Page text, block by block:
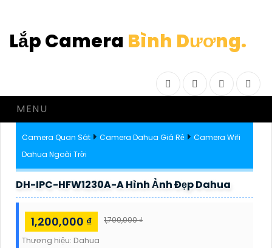
Lắp Camera Bình Dương.
FacebookTwitter Instagram
MENU
Camera Quan Sát Camera Dahua Giá Rẻ
Camera Wifi
Dahua Ngoài Trời
DH-IPC-HFW1230A-A Hình Ảnh Đẹp Dahua
1,200,000 ₫ 1,700,000 ₫
Thương hiệu: Dahua